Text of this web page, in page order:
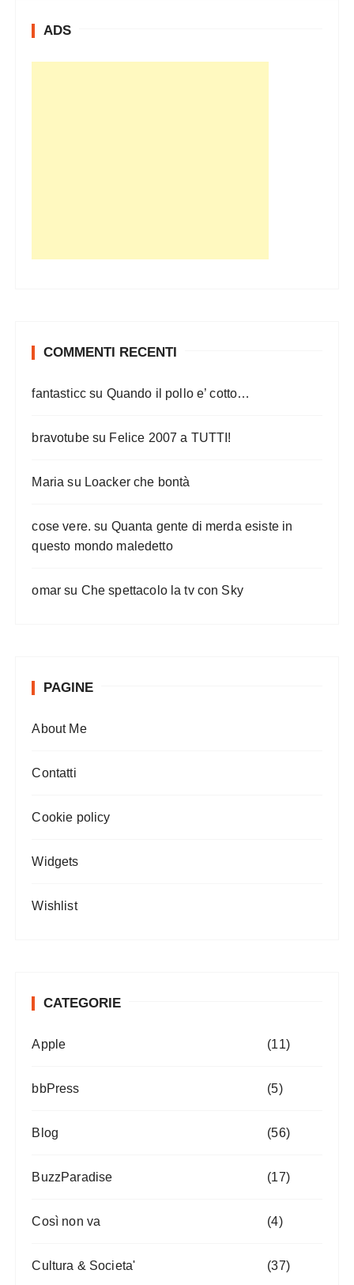
ADS
COMMENTI RECENTI
fantasticc su Quando il pollo e’ cotto…
bravotubesu Felice 2007 a TUTTI!
Maria su Loacker che bontà
cose vere. su Quanta gente di merda esiste in
questo mondo maledetto
omar su Che spettacolo la tv con Sky
PAGINE
About Me
Contatti
Cookie policy
Widgets
Wishlist
CATEGORIE
Apple (11)
bbPress (5)
Blog (56)
BuzzParadise (17)
Così non va (4)
Cultura & Societa' (37)